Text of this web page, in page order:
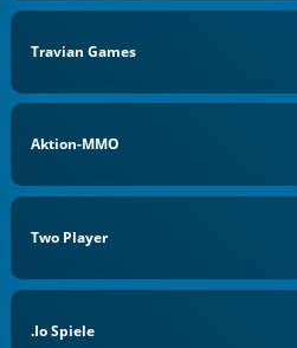
Travian Games
Aktion-MMO
Two Player
.io Spiele